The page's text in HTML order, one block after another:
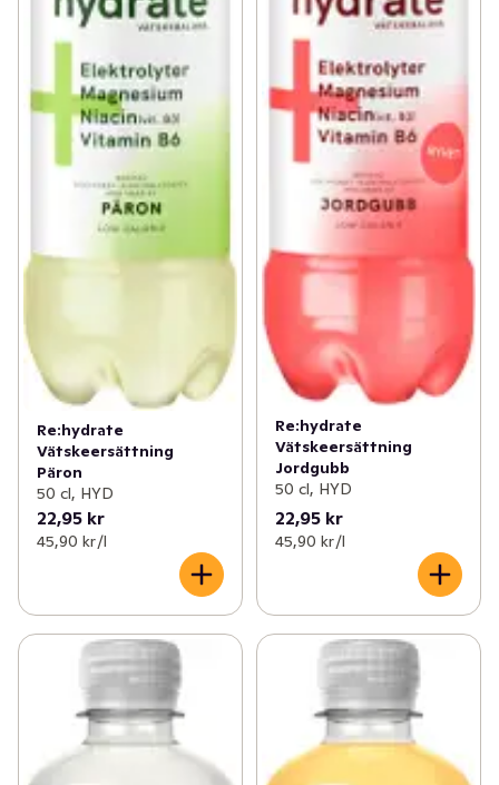
Re:hydrate
Vätskeersättning
Päron
50 cl, HYD
22,95 kr
45,90 kr /l
Re:hydrate
Vätskeersättning
Jordgubb
50 cl, HYD
22,95 kr
45,90 kr /l